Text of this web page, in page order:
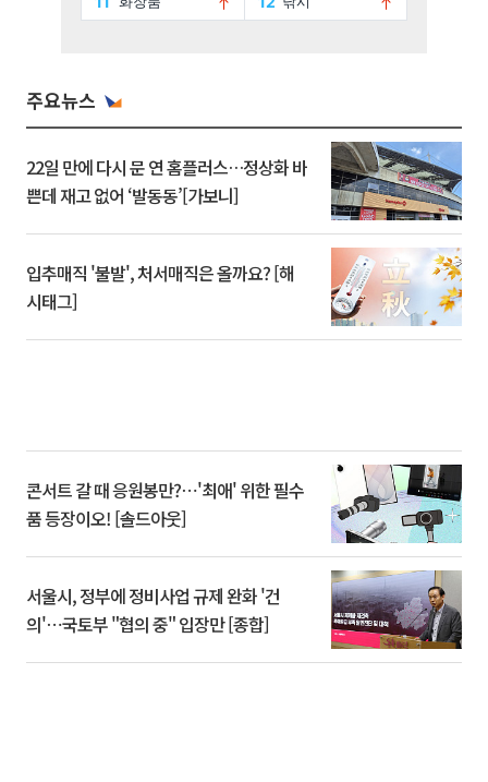
주요뉴스
22일 만에 다시 문 연 홈플러스…정상화 바
쁜데 재고 없어 ‘발동동’[가보니]
입추매직 '불발', 처서매직은 올까요? [해
시태그]
콘서트 갈 때 응원봉만?⋯'최애' 위한 필수
품 등장이오! [솔드아웃]
서울시, 정부에 정비사업 규제 완화 '건
의'⋯국토부 "협의 중" 입장만 [종합]